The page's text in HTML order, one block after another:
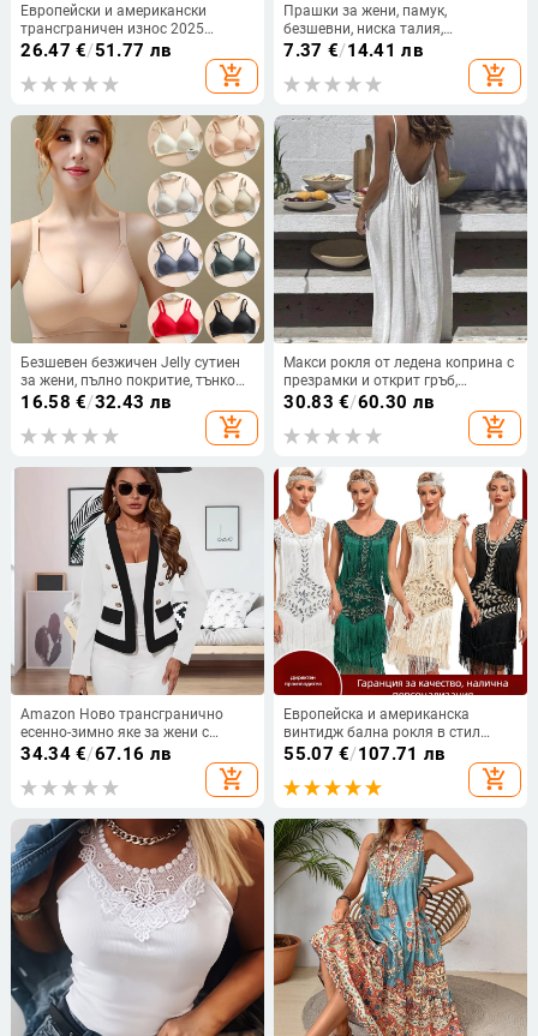
Европейски и американски
трансграничен износ 2025
японски и корейски износ за
жени K-стил нова изрязана
ежедневна дантелена риза
26.47 €/51.77 лв
add_shopping_cart
Прашки за жени, памук,
безшевни, ниска талия,
жакардова конструкция, 80-90%
7.37 €/14.41 лв
add_shopping_cart
Безшевен безжичен Jelly сутиен
за жени, пълно покритие, тънко
оформени чаши, фиксирани
двойни презрамки и четири реда
закопчавания на гърба,
16.58 €/32.43 лв
add_shopping_cart
Макси рокля от ледена коприна с
презрамки и открит гръб,
плисирана
30.83 €/60.30 лв
add_shopping_cart
Amazon Ново трансгранично
есенно-зимно яке за жени с
европейски и американски
закопчаване с фалшив джоб
34.34€/67.16 лв
add_shopping_cart
Европейска и американска
винтидж бална рокля в стил
Гетсби от 1920 г., танцова пола,
бродирана мъниста и пискюли,
55.07 €/107.71 лв
add_shopping_cart